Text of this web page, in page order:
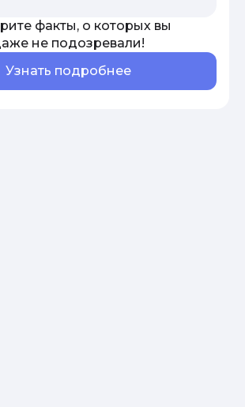
факты, о которых вы
не подозревали!
Узнать подробнее